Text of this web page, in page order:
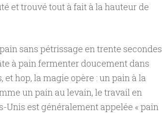
et trouvé tout à fait à la hauteur de
sans pétrissage en trente secondes
à pain fermenter doucement dans
hop, la magie opère : un pain à la
un pain au levain, le travail en
Unis est généralement appelée « pain